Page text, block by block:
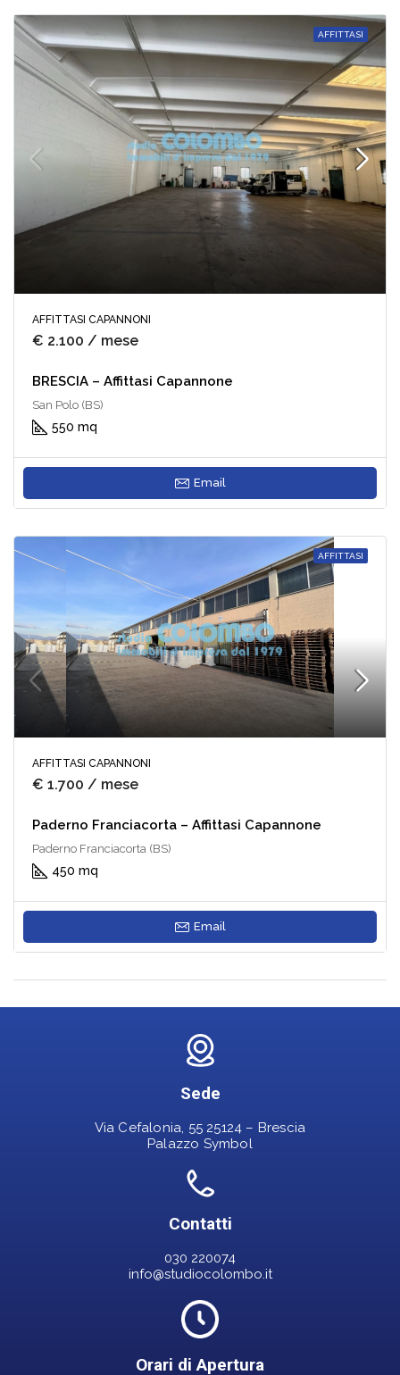
AFFITTASI
AFFITTASI CAPANNONI
€ 2.100 / mese
BRESCIA – Affittasi Capannone
San Polo (BS)
550 mq
Email
AFFITTASI
AFFITTASI CAPANNONI
€ 1.700 / mese
Paderno Franciacorta – Affittasi Capannone
Paderno Franciacorta (BS)
450 mq
Email
Sede
Via Cefalonia, 55 25124 – Brescia
Palazzo Symbol
Contatti
030 220074
info@studiocolombo.it
Orari di Apertura